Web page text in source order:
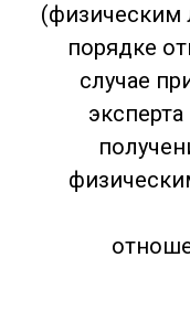
(физическим
порядке
случае